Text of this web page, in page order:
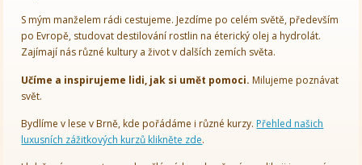
S mým manželem rádi cestujeme. Jezdíme po celém světě, především
po Evropě, studovat destilování rostlin na éterický olej a hydrolát.
Zajímají nás různé kultury a život v dalších zemích světa.
Učíme a inspirujeme lidi, jak si umět pomoci. Milujeme poznávat
svět.
Bydlíme v lese v Brně, kde pořádáme i různé kurzy. Přehled našich
luxusních zážitkových kurzů klikněte zde.